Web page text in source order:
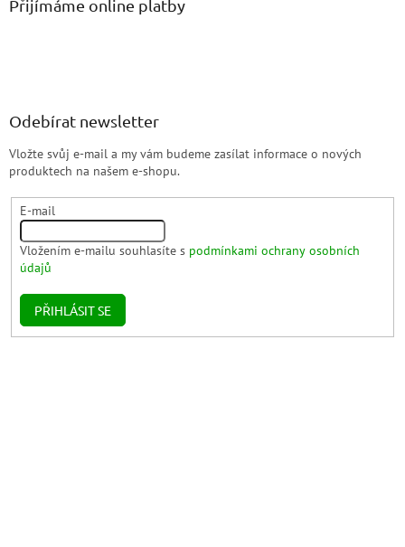
Přijímáme online platby
Odebírat newsletter
Vložte svůj e-mail a my vám budeme zasílat informace o nových
produktech na našem e-shopu.
E-mail
Vložením e-mailu souhlasíte s podmínkami ochrany osobních
údajů
PŘIHLÁSIT SE